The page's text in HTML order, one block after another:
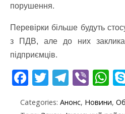
порушення.
Перевірки більше будуть
з ПДВ, але до них
підприємців.
F T T Vi W
Categories: Анонс, Новини,